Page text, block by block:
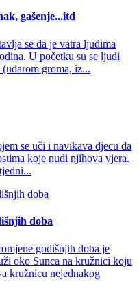
gašenje...itd
se da je vatra ljudima
U početku su se ljudi
groma, iz...
se uči i navikava djecu da
koje nudi njihova vjera.
doba
godišnjih doba je
oko Sunca na kružnici koju
kružnicu nejednakog